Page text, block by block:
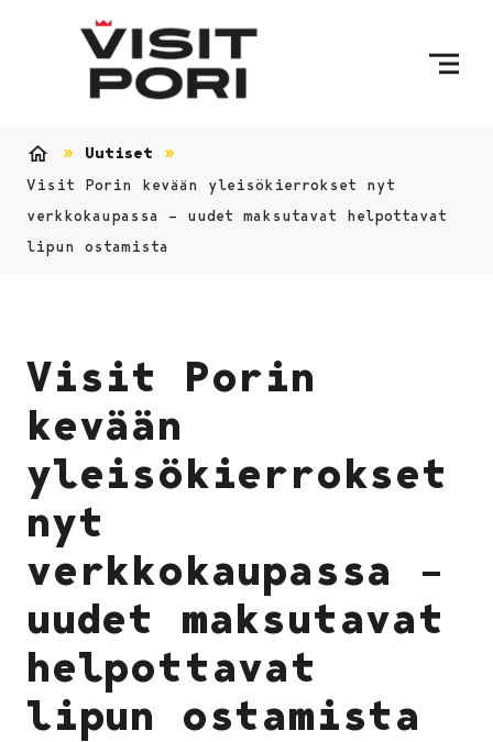
Uutiset
Visit Porin kevään yleisökierrokset nyt
verkkokaupassa – uudet maksutavat helpottavat
lipun ostamista
Visit Porin
kevään
yleisökierrokset
nyt
verkkokaupassa –
uudet maksutavat
helpottavat
lipun ostamista